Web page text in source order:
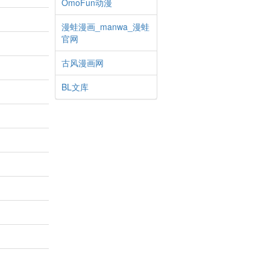
OmoFun动漫
漫蛙漫画_manwa_漫蛙
官网
古风漫画网
BL文库